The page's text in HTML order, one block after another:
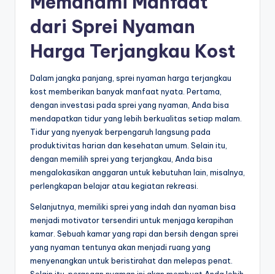
dari Sprei Nyaman
Harga Terjangkau Kost
Dalam jangka panjang, sprei nyaman harga terjangkau
kost memberikan banyak manfaat nyata. Pertama,
dengan investasi pada sprei yang nyaman, Anda bisa
mendapatkan tidur yang lebih berkualitas setiap malam.
Tidur yang nyenyak berpengaruh langsung pada
produktivitas harian dan kesehatan umum. Selain itu,
dengan memilih sprei yang terjangkau, Anda bisa
mengalokasikan anggaran untuk kebutuhan lain, misalnya,
perlengkapan belajar atau kegiatan rekreasi.
Selanjutnya, memiliki sprei yang indah dan nyaman bisa
menjadi motivator tersendiri untuk menjaga kerapihan
kamar. Sebuah kamar yang rapi dan bersih dengan sprei
yang nyaman tentunya akan menjadi ruang yang
menyenangkan untuk beristirahat dan melepas penat.